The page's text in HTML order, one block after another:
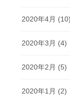
2020年4月 (10)
2020年3月 (4)
2020年2月 (5)
2020年1月 (2)